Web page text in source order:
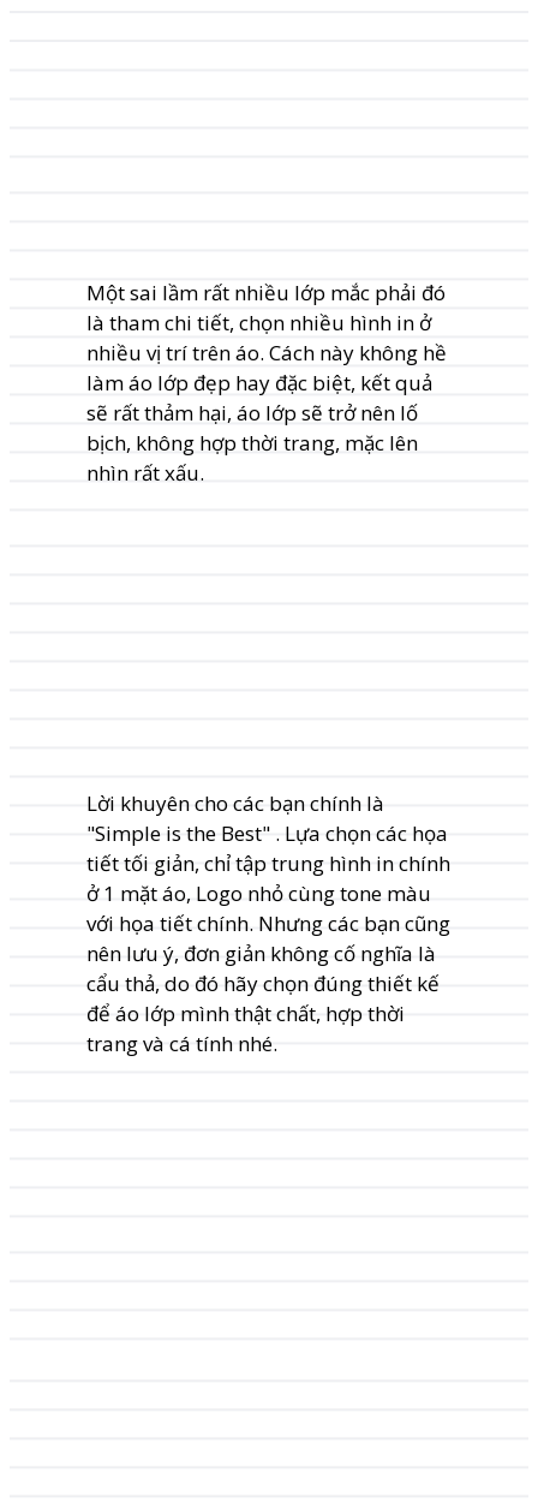
Một sai lầm rất nhiều lớp mắc phải đó
là tham chi tiết, chọn nhiều hình in ở
nhiều vị trí trên áo. Cách này không hề
làm áo lớp đẹp hay đặc biệt, kết quả
sẽ rất thảm hại, áo lớp sẽ trở nên lố
bịch, không hợp thời trang, mặc lên
nhìn rất xấu.
Lời khuyên cho các bạn chính là
"Simple is the Best" . Lựa chọn các họa
tiết tối giản, chỉ tập trung hình in chính
ở 1 mặt áo, Logo nhỏ cùng tone màu
với họa tiết chính. Nhưng các bạn cũng
nên lưu ý, đơn giản không cố nghĩa là
cẩu thả, do đó hãy chọn đúng thiết kế
để áo lớp mình thật chất, hợp thời
trang và cá tính nhé.